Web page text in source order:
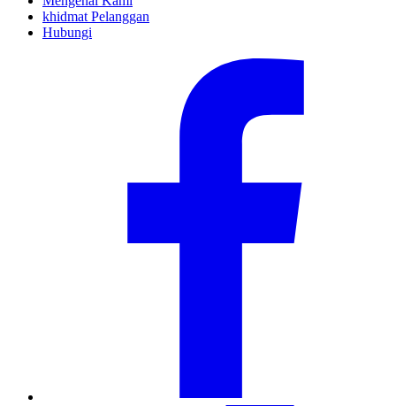
khidmat Pelanggan
Hubungi